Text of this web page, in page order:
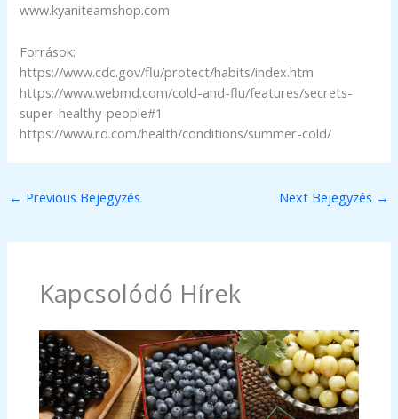
www.kyaniteamshop.com
Források:
https://www.cdc.gov/flu/protect/habits/index.htm
https://www.webmd.com/cold-and-flu/features/secrets-
super-healthy-people#1
https://www.rd.com/health/conditions/summer-cold/
← Previous Bejegyzés Next Bejegyzés →
Kapcsolódó Hírek